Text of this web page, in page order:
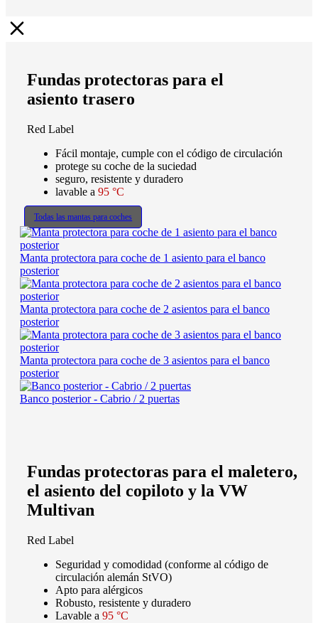
Fundas protectoras para el
asiento trasero
Red Label
Fácil montaje, cumple con el código de circulación
protege su coche de la suciedad
seguro, resistente y duradero
lavable a 95 °C
Todas las mantas para coches
Manta protectora para coche de 1 asiento para el banco
posterior
Manta protectora para coche de 2 asientos para el banco
posterior
Manta protectora para coche de 3 asientos para el banco
posterior
Banco posterior - Cabrio / 2 puertas
Fundas protectoras para el maletero,
el asiento del copiloto y la VW
Multivan
Red Label
Seguridad y comodidad (conforme al código de
circulación alemán StVO)
Apto para alérgicos
Robusto, resistente y duradero
Lavable a 95 °C